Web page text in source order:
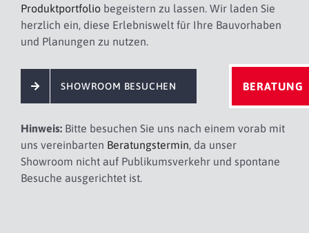
Produktportfoliobegeistern zu lassen. Wir laden Sie
herzlich ein, diese Erlebniswelt für Ihre Bauvorhaben
und Planungen zu nutzen.
SHOWROOM BESUCHEN
Hinweis:Bitte besuchen Sie uns nach einem vorab mit
uns vereinbarten Beratungstermin, da unser
Showroom nicht auf Publikumsverkehr und spontane
Besuche ausgerichtet ist.
BERATUNG